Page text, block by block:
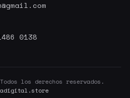
0138
los derechos reservados.